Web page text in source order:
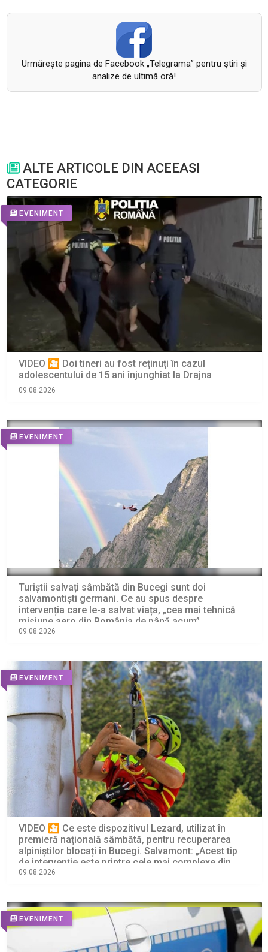
Urmăreşte pagina de Facebook „Telegrama” pentru ştiri şi
analize de ultimă oră!
ALTE ARTICOLE DIN ACEEASI
CATEGORIE
EVENIMENT
VIDEO 🎦 Doi tineri au fost reținuți în cazul
adolescentului de 15 ani înjunghiat la Drajna
09.08.2026
EVENIMENT
Turiștii salvați sâmbătă din Bucegi sunt doi
salvamontiști germani. Ce au spus despre
intervenția care le-a salvat viața, „cea mai tehnică
misiune aero din România de până acum”
09.08.2026
EVENIMENT
VIDEO 🎦 Ce este dispozitivul Lezard, utilizat în
premieră națională sâmbătă, pentru recuperarea
alpiniștilor blocați în Bucegi. Salvamont: „Acest tip
de intervenție este printre cele mai complexe din
salvarea montană”
09.08.2026
EVENIMENT